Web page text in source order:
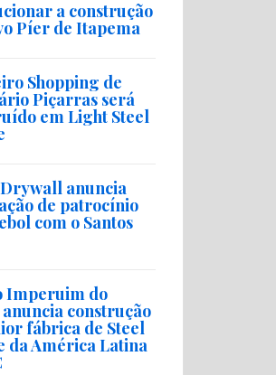
a construção
Píer de Itapema
Shopping de
Piçarras será
em Light Steel
anuncia
de patrocínio
com o Santos
Imperuim do
construção
fábrica de Steel
da América Latina